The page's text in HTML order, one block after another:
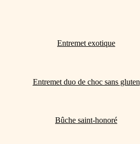
Entremet exotique
Entremet duo de choc sans gluten
Bûche saint-honoré